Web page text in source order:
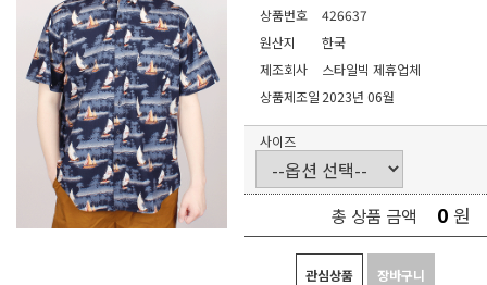
상품번호
426637
원산지
한국
제조회사
스타일빅 제휴업체
상품제조일 2023년 06월
사이즈
총 상품 금액 0 원
관심상품 장바구니